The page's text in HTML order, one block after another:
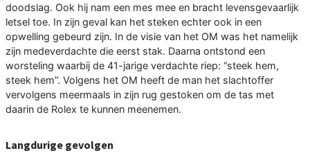
doodslag. Ook hij nam een mes mee en bracht levensgevaarlijk
letsel toe. In zijn geval kan het steken echter ook in een
opwelling gebeurd zijn. In de visie van het OM was het namelijk
zijn medeverdachte die eerst stak. Daarna ontstond een
worsteling waarbij de 41-jarige verdachte riep: “steek hem,
steek hem”. Volgens het OM heeft de man het slachtoffer
vervolgens meermaals in zijn rug gestoken om de tas met
daarin de Rolex te kunnen meenemen.
Langdurige gevolgen